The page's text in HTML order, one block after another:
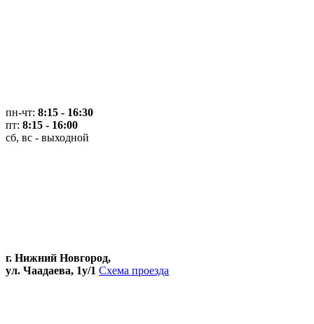
пн-чт: 8:15 - 16:30
пт: 8:15 - 16:00
сб, вс - выходной
г. Нижний Новгород,
ул. Чаадаева, 1у/1 Схема проезда